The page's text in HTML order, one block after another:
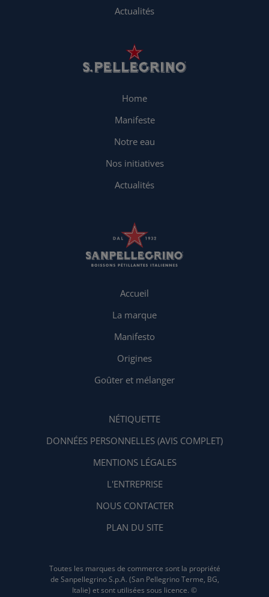
Actualités
Home
Manifeste
Notre eau
Nos initiatives
Actualités
Accueil
La marque
Manifesto
Origines
Goûter et mélanger
NÉTIQUETTE
DONNÉES PERSONNELLES (AVIS COMPLET)
MENTIONS LÉGALES
L'ENTREPRISE
NOUS CONTACTER
PLAN DU SITE
Toutes les marques de commerce sont la propriété
de Sanpellegrino S.p.A. (San Pellegrino Terme, BG,
Italie) et sont utilisées sous licence. ©